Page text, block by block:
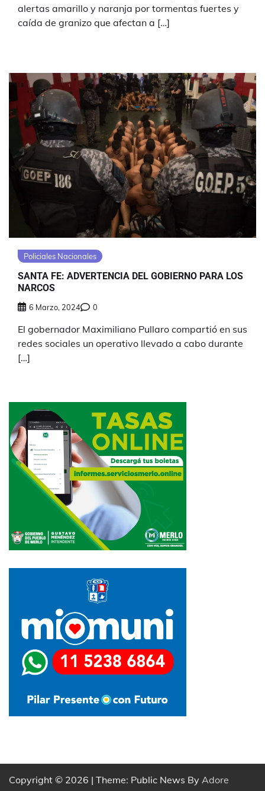
alertas amarillo y naranja por tormentas fuertes y
caída de granizo que afectan a […]
Policiales Nacionales
SANTA FE: ADVERTENCIA DEL GOBIERNO PARA LOS
NARCOS
6 Marzo, 2024 0
El gobernador Maximiliano Pullaro compartió en sus
redes sociales un operativo llevado a cabo durante
[…]
Copyright © 2026 | Theme: Public News By Adore